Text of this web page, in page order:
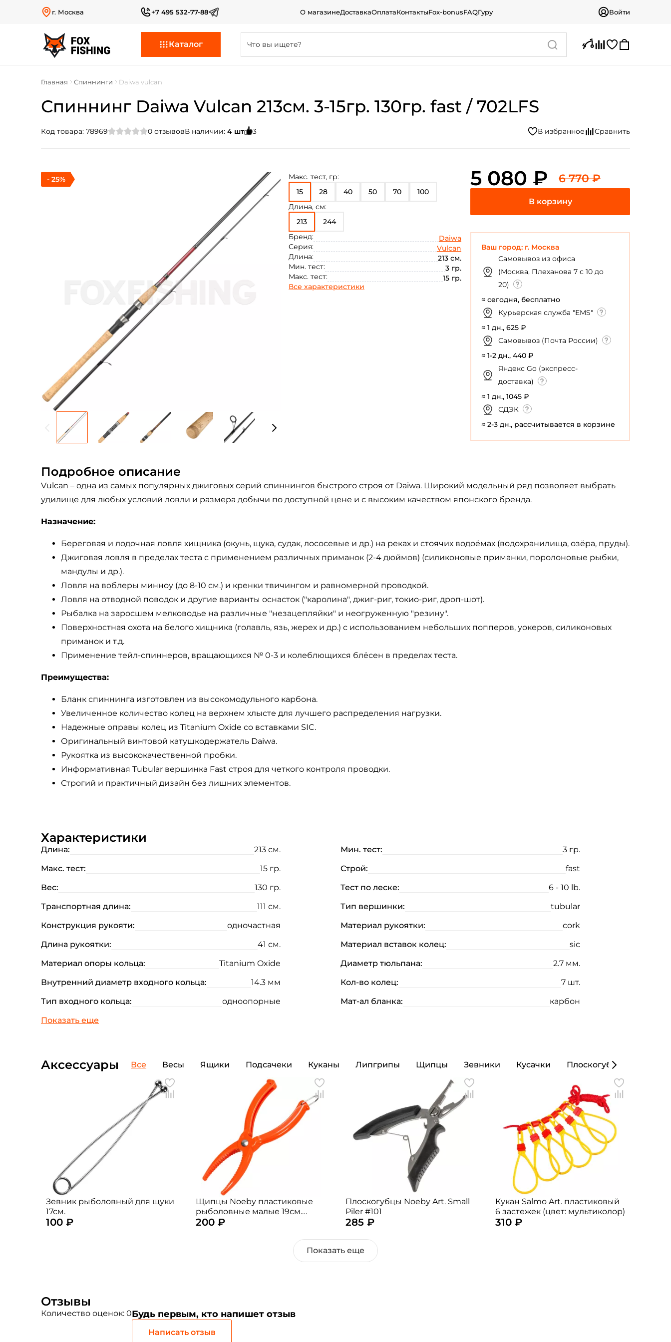
г. Москва +7 495 532-77-88 О магазинеДоставкаОплатаКонтактыFox-bonusFAQГуру Войти
Каталог
Главная Спиннинги Daiwa vulcan
Спиннинг Daiwa Vulcan 213см. 3-15гр. 130гр. fast / 702LFS
Код товара: 78969 0 отзывовВ наличии: 4 шт 3
- 25%
Макс. тест, гр:
15
28 40 50 70
100
Длина, см:
213
244
Бренд:
Daiwa
Серия:
Vulcan
Длина:
213 см.
Мин. тест:
3 гр.
Макс. тест:
15 гр.
Все характеристики
5 080 ₽ 6 770 ₽
Ваш город: г. Москва
Самовывоз из офиса
(Москва, Плеханова 7 с 10 до
20)
≈ сегодня, бесплатно
Курьерская служба "EMS"
≈ 1 дн., 625 ₽
Самовывоз (Почта России)
≈ 1-2 дн., 440 ₽
Яндекс Go (экспресс-
доставка)
≈ 1 дн., 1045 ₽
СДЭК
≈ 2-3 дн., рассчитывается в корзине
Подробное описание
Vulcan – одна из самых популярных джиговых серий спиннингов быстрого строя от Daiwa. Широкий модельный ряд позволяет выбрать
удилище для любых условий ловли и размера добычи по доступной цене и с высоким качеством японского бренда.
Назначение:
Береговая и лодочная ловля хищника (окунь, щука, судак, лососевые и др.) на реках и стоячих водоёмах (водохранилища, озёра, пруды).
Джиговая ловля в пределах теста с применением различных приманок (2-4 дюймов) (силиконовые приманки, поролоновые рыбки,
мандулы и др.).
Ловля на воблеры минноу (до 8-10 см.) и кренки твичингом и равномерной проводкой.
Ловля на отводной поводок и другие варианты оснасток ("каролина", джиг-риг, токио-риг, дроп-шот).
Рыбалка на заросшем мелководье на различные "незацепляйки" и неогруженную "резину".
Поверхностная охота на белого хищника (голавль, язь, жерех и др.) с использованием небольших попперов, уокеров, силиконовых
приманок и т.д.
Применение тейл-спиннеров, вращающихся № 0-3 и колеблющихся блёсен в пределах теста.
Преимущества:
Бланк спиннинга изготовлен из высокомодульного карбона.
Увеличенное количество колец на верхнем хлысте для лучшего распределения нагрузки.
Надежные оправы колец из Titanium Oxide со вставками SIC.
Оригинальный винтовой катушкодержатель Daiwa.
Рукоятка из высококачественной пробки.
Информативная Tubular вершинка Fast строя для четкого контроля проводки.
Строгий и практичный дизайн без лишних элементов.
Характеристики
Длина: 213 см. Мин. тест:
3 гр.
Макс. тест:
15 гр. Строй:
fast
Вес:
130 гр. Тест по леске:
6 - 10 lb.
Транспортная длина:
111 см. Тип вершинки:
tubular
Конструкция рукояти:
одночастная Материал рукоятки:
cork
Длина рукоятки:
41 см. Материал вставок колец:
sic
Материал опоры кольца:
Titanium Oxide Диаметр тюльпана:
2.7 мм.
Внутренний диаметр входного кольца:
14.3 мм Кол-во колец:
7 шт.
Тип входного кольца:
одноопорные Мат-ал бланка: карбон
Аксессуары Все Весы Ящики Подсачеки Куканы Липгрипы Щипцы Зевники Кусачки Плоскогубцы
Зевник рыболовный для щуки
17см.
100 ₽
Щипцы Noeby пластиковые
рыболовные малые 19см.
(цвет: случайный)
200 ₽
Плоскогубцы Noeby Art. Small
Piler #101
285 ₽
Кукан Salmo Art. пластиковый
6 застежек (цвет: мультиколор)
310 ₽
Показать еще
Отзывы
Количество оценок: 0Будь первым, кто напишет отзыв
Написать отзыв
ФИО: *
Email: *
Номер телефона: *
Придумайте пароль: *
Заполняя данную форму вы соглашаетесь на
персональных данных
Создать аккаунт
У меня уже есть аккаунт